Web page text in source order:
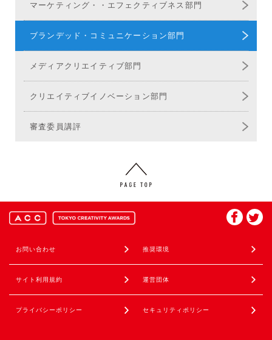
マーケティング・ エフェクティブネス部門
ブランデッド・ コミュニケーション部門
メディア クリエイティブ部門
クリエイティブイノベーション部門
審査委員講評
お問い合わせ 推奨環境
サイト利用規約 運営団体
プライバシーポリシー セキュリティポリシー